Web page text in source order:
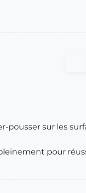
pousser sur les
pour